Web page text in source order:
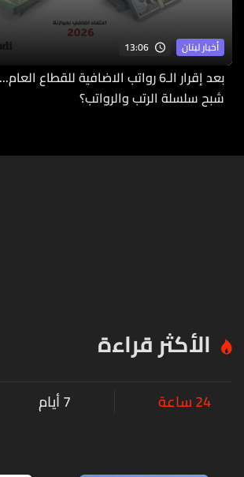
أخبار لبنان 13:06
بعد إقرار الـ6 رواتب الاضافية للقطاع
شبح سلسلة الرتب والرواتب؟
الأكثر قراءة
24 ساعة 7 أيام